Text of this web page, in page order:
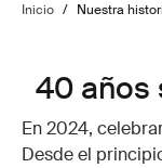
Inicio / Nuestra
40 años
En 2024,
Desde el